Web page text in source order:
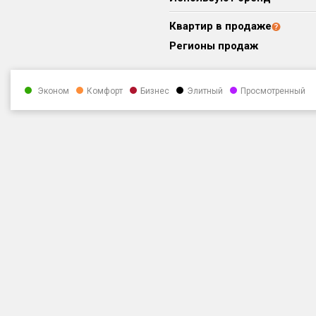
Квартир в продаже
Регионы продаж
Эконом Комфорт Бизнес Элитный Просмотренный